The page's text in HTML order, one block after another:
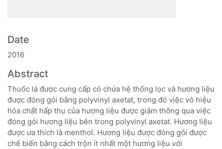
Date
2016
Abstract
Thuốc lá được cung cấp có chứa hệ thống lọc và hương liệu
được đóng gói bằng polyvinyl axetat, trong đó việc vô hiệu
hóa chất hấp thụ của hương liệu được giảm thông qua việc
đóng gói hương liệu bên trong polyvinyl axetat. Hương liệu
được ưa thích là menthol. Hương liệu được đóng gói được
chế biến bằng cách trộn ít nhất một hương liệu với